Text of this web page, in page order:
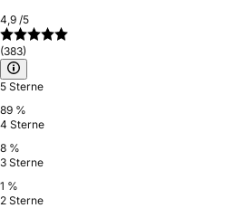
4,9 /5
(383)
5 Sterne
89 %
4 Sterne
8 %
3 Sterne
1 %
2 Sterne